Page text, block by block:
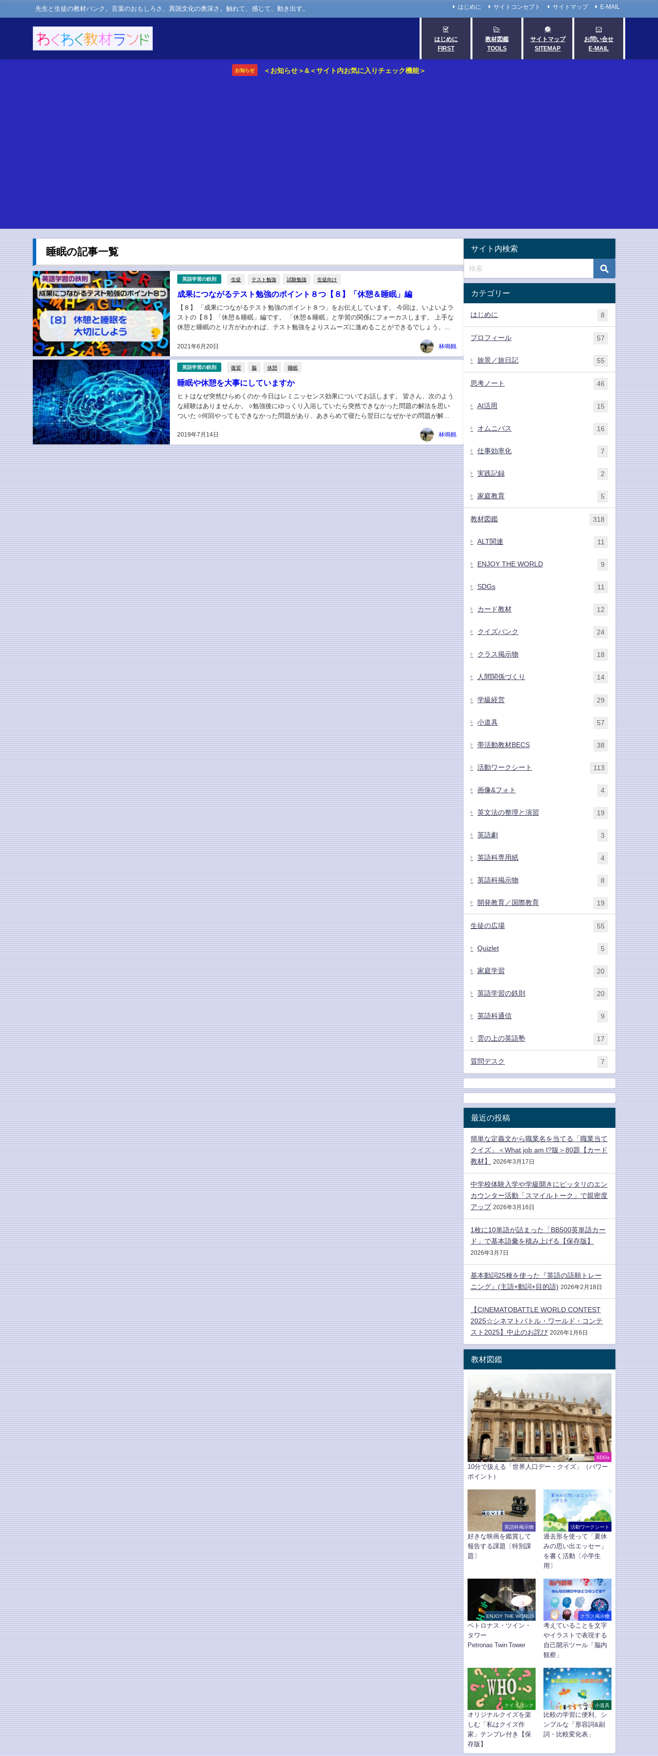
先生と生徒の教材バンク。言葉のおもしろさ、異国文化の奥深さ。触れて、感じて、動き出す。 はじめに サイトコンセプト サイトマップ E-MAIL
はじめに
FIRST
教材図鑑
TOOLS
サイトマップ
SITEMAP
お問い合せ
E-MAIL
お知らせ ＜お知らせ＞&＜サイト内お気に入りチェック機能＞
睡眠の記事一覧
英語学習の鉄則 生徒 テスト勉強 試験勉強 生徒向け
成果につながるテスト勉強のポイント８つ【８】「休憩＆睡眠」編
2021年6月20日
【８】 「成果につながるテスト勉強のポイント８つ」をお伝えしています。 今回は、いよいよラ
ストの【８】「休憩＆睡眠」編です。 「休憩＆睡眠」と学習の関係にフォーカスします。 上手な
休憩と睡眠のとり方がわかれば、テスト勉強をよりスムーズに進めることができるでしょう。
林鳴鶴
英語学習の鉄則 復習 脳 休憩 睡眠
睡眠や休憩を大事にしていますか
2019年7月14日
ヒトはなぜ突然ひらめくのか 今日はレミニッセンス効果についてお話します。 皆さん、次のよう
な経験はありませんか。 ○勉強後にゆっくり入浴していたら突然できなかった問題の解法を思い
ついた ○何回やってもできなかった問題があり、あきらめて寝たら翌日になぜかその問題が解け
林鳴鶴
サイト内検索
カテゴリー
はじめに 8
プロフィール 57
旅景／旅日記 55
思考ノート 46
AI活用 15
オムニバス 16
仕事効率化 7
実践記録 2
家庭教育 5
教材図鑑 318
ALT関連 11
ENJOY THE WORLD 9
SDGs 11
カード教材 12
クイズバンク 24
クラス掲示物 18
人間関係づくり 14
学級経営 29
小道具 57
帯活動教材BECS 38
活動ワークシート 113
画像&フォト 4
英文法の整理と演習 19
英語劇 3
英語科専用紙 4
英語科掲示物 8
開発教育／国際教育 19
生徒の広場 55
Quizlet 5
家庭学習 20
英語学習の鉄則 20
英語科通信 9
雲の上の英語塾 17
質問デスク 7
最近の投稿
簡単な定義文から職業名を当てる「職業当て
クイズ」＜What job am I?版＞80題【カード
教材】
2026年3月17日
中学校体験入学や学級開きにピッタリのエン
カウンター活動「スマイルトーク」で親密度
アップ 2026年3月16日
1枚に10単語が詰まった「BB500英単語カー
ド」で基本語彙を積み上げる【保存版】
2026年3月7日
基本動詞25種を使った『英語の語順トレー
ニング』(主語+動詞+目的語) 2026年2月18日
【CINEMATOBATTLE WORLD CONTEST
2025☆シネマトバトル・ワールド・コンテ
スト2025】中止のお詫び 2026年1月6日
教材図鑑
SDGs
10分で扱える「世界人口デー・クイズ」（パワー
ポイント）
英語科掲示物
好きな映画を鑑賞して
報告する課題〔特別課
題〕
活動ワークシート
過去形を使って「夏休
みの思い出エッセー」
を書く活動〔小学生
用〕
ENJOY THE WORLD
ペトロナス・ツイン・
タワー
Petronas Twin Tower
クラス掲示物
考えていることを文字
やイラストで表現する
自己開示ツール「脳内
観察」
クイズバンク
オリジナルクイズを楽
しむ「私はクイズ作
家」テンプレ付き【保
存版】
小道具
比較の学習に便利、シ
ンプルな「形容詞&副
詞・比較変化表」